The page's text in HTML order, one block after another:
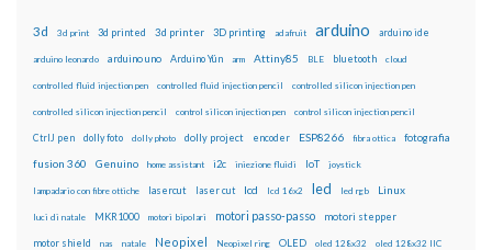
3d 3d print 3d printed 3d printer 3D printing adafruit arduino arduino ide
arduino leonardo arduino uno Arduino Yún arm Attiny85 BLE bluetooth cloud
controlled fluid injection pen controlled fluid injection pencil controlled silicon injection pen
controlled silicon injection pencil control silicon injection pen control silicon injection pencil
CtrlJ pen dolly foto dolly photo dolly project encoder ESP8266 fibra ottica fotografia
fusion 360 Genuino home assistant i2c iniezione fluidi IoT joystick
lampadario con fibre ottiche lasercut laser cut lcd lcd 16x2 led led rgb Linux
luci di natale MKR1000 motori bipolari motori passo-passo motori stepper
motor shield nas natale Neopixel Neopixel ring OLED oled 128x32 oled 128x32 IIC